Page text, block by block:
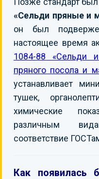
«Сельди пряные и
он был
настоящее время
1084-88 «Сельди
пряного посола и
устанавливает
тушек,
химические
различным
соответствие
Как появилась